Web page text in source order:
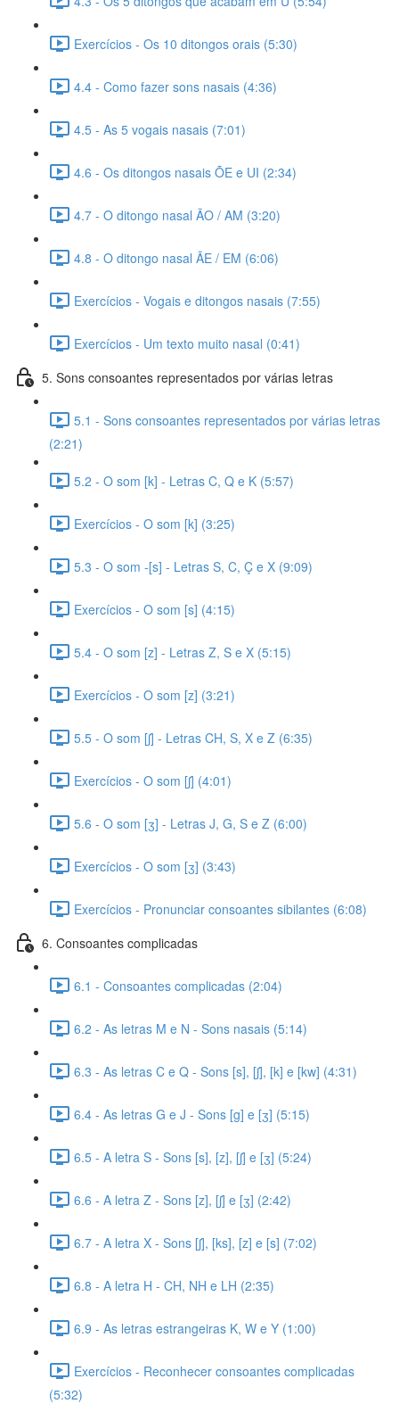
Exercícios - Os 10 ditongos orais (5:30)
4.4 - Como fazer sons nasais (4:36)
4.5 - As 5 vogais nasais (7:01)
4.6 - Os ditongos nasais ÕE e UI (2:34)
4.7 - O ditongo nasal ÃO / AM (3:20)
4.8 - O ditongo nasal ÃE / EM (6:06)
Exercícios - Vogais e ditongos nasais (7:55)
Exercícios - Um texto muito nasal (0:41)
5. Sons consoantes representados por várias letras
5.1 - Sons consoantes representados por várias letras
(2:21)
5.2 - O som [k] - Letras C, Q e K (5:57)
Exercícios - O som [k] (3:25)
5.3 - O som -[s] - Letras S, C, Ç e X (9:09)
Exercícios - O som [s] (4:15)
5.4 - O som [z] - Letras Z, S e X (5:15)
Exercícios - O som [z] (3:21)
5.5 - O som [ʃ] - Letras CH, S, X e Z (6:35)
Exercícios - O som [ʃ] (4:01)
5.6 - O som [ʒ] - Letras J, G, S e Z (6:00)
Exercícios - O som [ʒ] (3:43)
Exercícios - Pronunciar consoantes sibilantes (6:08)
6. Consoantes complicadas
6.1 - Consoantes complicadas (2:04)
6.2 - As letras M e N - Sons nasais (5:14)
6.3 - As letras C e Q - Sons [s], [ʃ], [k] e [kw] (4:31)
6.4 - As letras G e J - Sons [g] e [ʒ] (5:15)
6.5 - A letra S - Sons [s], [z], [ʃ] e [ʒ] (5:24)
6.6 - A letra Z - Sons [z], [ʃ] e [ʒ] (2:42)
6.7 - A letra X - Sons [ʃ], [ks], [z] e [s] (7:02)
6.8 - A letra H - CH, NH e LH (2:35)
6.9 - As letras estrangeiras K, W e Y (1:00)
Exercícios - Reconhecer consoantes complicadas
(5:32)